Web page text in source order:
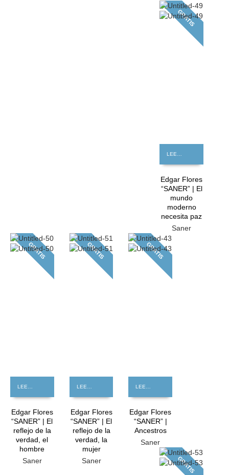
GRATIS
Edgar Flores
“SANER” | El
mundo
moderno
necesita paz
Saner
GRATIS
Edgar Flores
“SANER” | El
reflejo de la
verdad, el
hombre
Saner
GRATIS
Edgar Flores
“SANER” | El
reflejo de la
verdad, la
mujer
Saner
GRATIS
Edgar Flores
“SANER” |
Ancestros
Saner
GRATIS